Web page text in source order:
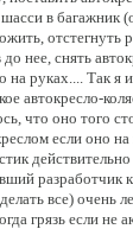
в багажник
отстегнуть
нее, снять
руках.... Так
автокресло-
что оно того
если оно
разработчик
все) очень
грязь если не